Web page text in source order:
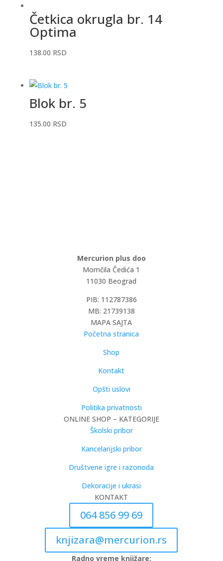
Četkica okrugla br. 14
Optima
138.00 RSD
Blok br. 5
135.00 RSD
Mercurion plus doo
Momčila Čedića 1
11030 Beograd
PIB: 112787386
MB: 21739138
MAPA SAJTA
Početna stranica
Shop
Kontakt
Opšti uslovi
Politika privatnosti
ONLINE SHOP – KATEGORIJE
Školski pribor
Kancelarijski pribor
Društvene igre i razonoda
Dekoracije i ukrasi
KONTAKT
064 856 99 69
knjizara@mercurion.rs
Radno vreme knjižare: